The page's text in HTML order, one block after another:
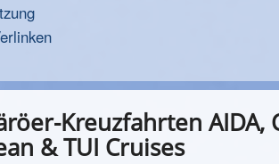
Kreuzfahrten AIDA,
& TUI Cruises